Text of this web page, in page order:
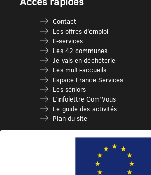
Contact
Les offres d’emploi
E-services
Les 42 communes
Je vais en déchèterie
Les multi-accueils
Espace France Services
Les séniors
L’infolettre Com’Vous
Le guide des activités
Plan du site